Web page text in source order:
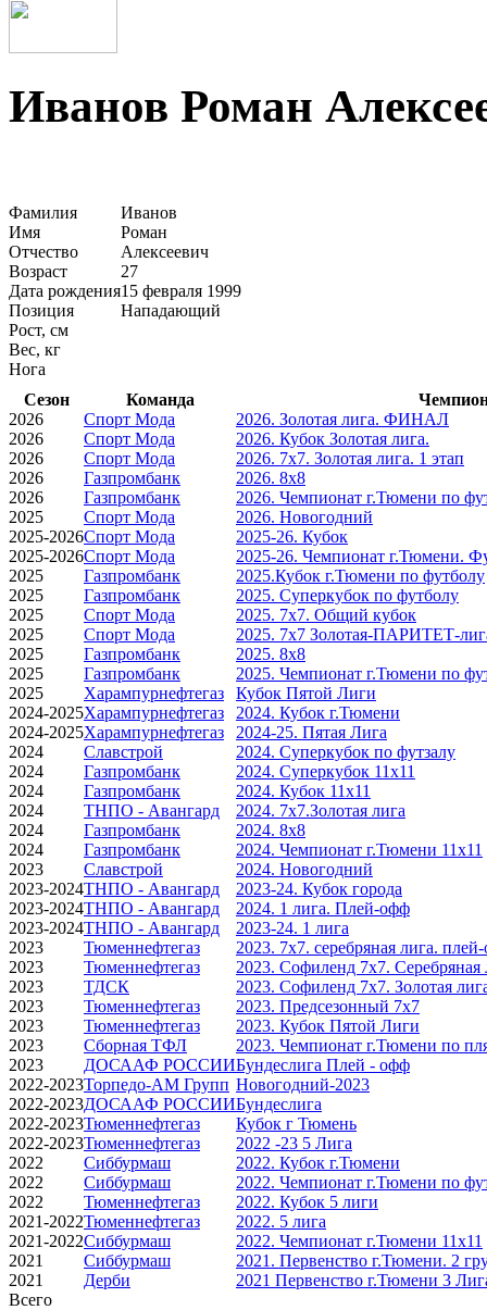
Иванов Роман
Фамилия
Иванов
Имя
Роман
Отчество
Алексеевич
Возраст
27
Дата рождения15 февраля 1999
Позиция
Нападающий
Рост, см
Вес, кг
Нога
Сезон
Команда
2026
Спорт Мода
2026. Золотая лига. ФИНАЛ
2026
Спорт Мода
2026. Кубок Золотая лига.
2026
Спорт Мода
2026. 7х7. Золотая лига. 1 этап
2026
Газпромбанк
2026. 8х8
2026
Газпромбанк
2026. Чемпионат г.Тюмени по
2025
Спорт Мода
2026. Новогодний
2025-2026Спорт Мода
2025-26. Кубок
2025-2026Спорт Мода
2025-26. Чемпионат г.Тюмени.
2025
Газпромбанк
2025.Кубок г.Тюмени по футболу
2025
Газпромбанк
2025. Суперкубок по футболу
2025
Спорт Мода
2025. 7х7. Общий кубок
2025
Спорт Мода
2025. 7х7 Золотая-ПАРИТЕТ-
2025
Газпромбанк
2025. 8х8
2025
Газпромбанк
2025. Чемпионат г.Тюмени по
2025
Харампурнефтегаз
Кубок Пятой Лиги
2024-2025Харампурнефтегаз
2024. Кубок г.Тюмени
2024-2025Харампурнефтегаз
2024-25. Пятая Лига
2024
Славстрой
2024. Суперкубок по футзалу
2024
Газпромбанк
2024. Суперкубок 11х11
2024
Газпромбанк
2024. Кубок 11х11
2024
ТНПО - Авангард
2024. 7х7.Золотая лига
2024
Газпромбанк
2024. 8х8
2024
Газпромбанк
2024. Чемпионат г.Тюмени 11х11
2023
Славстрой
2024. Новогодний
2023-2024ТНПО - Авангард
2023-24. Кубок города
2023-2024ТНПО - Авангард
2024. 1 лига. Плей-офф
2023-2024ТНПО - Авангард
2023-24. 1 лига
2023
Тюменнефтегаз
2023. 7х7. серебряная лига.
2023
Тюменнефтегаз
2023. Софиленд 7х7. Серебряная
2023
ТДСК
2023. Софиленд 7х7. Золотая
2023
Тюменнефтегаз
2023. Предсезонный 7х7
2023
Тюменнефтегаз
2023. Кубок Пятой Лиги
2023
Сборная ТФЛ
2023. Чемпионат г.Тюмени по
2023
ДОСААФ РОССИИБундеслига Плей - офф
2022-2023Торпедо-АМ Групп Новогодний-2023
2022-2023ДОСААФ РОССИИБундеслига
2022-2023Тюменнефтегаз
Кубок г Тюмень
2022-2023Тюменнефтегаз
2022 -23 5 Лига
2022
Сиббурмаш
2022. Кубок г.Тюмени
2022
Сиббурмаш
2022. Чемпионат г.Тюмени по
2022
Тюменнефтегаз
2022. Кубок 5 лиги
2021-2022Тюменнефтегаз
2022. 5 лига
2021-2022Сиббурмаш
2022. Чемпионат г.Тюмени 11х11
2021
Сиббурмаш
2021. Первенство г.Тюмени. 2
2021
Дерби
2021 Первенство г.Тюмени 3
Всего